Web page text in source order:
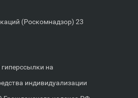
(Роскомнадзор) 23
на
индивидуализации